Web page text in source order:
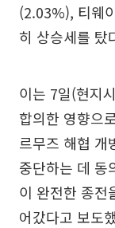
(2.03%), 티웨
히 상승세를 탔
이는 7일(현지
합의한 영향으
르무즈 해협 개
중단하는 데 동
이 완전한 종전
어갔다고 보도